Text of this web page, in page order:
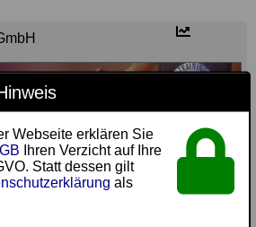
Webseite erklären Sie
Ihren Verzicht auf Ihre
Statt dessen gilt
als